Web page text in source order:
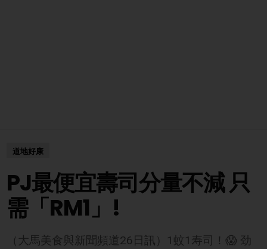
道地好康
PJ最便宜壽司分量不減 只
需「RM1」!
（大馬美食與新聞頻道26日訊）1蚊1寿司！😱 劲